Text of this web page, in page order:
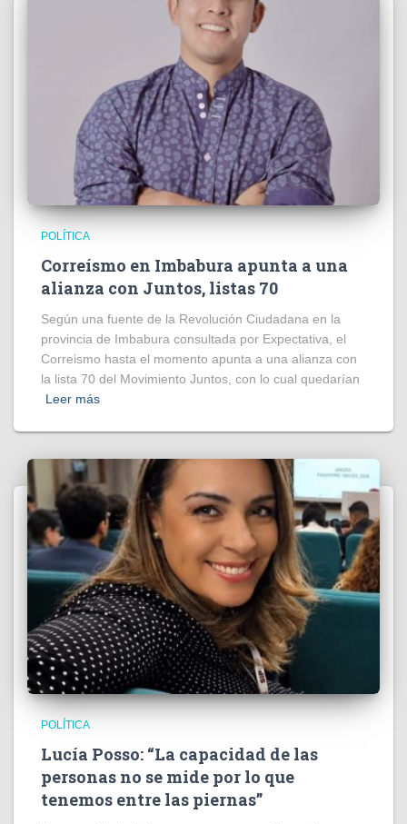
POLÍTICA
Correísmo en Imbabura apunta a una
alianza con Juntos, listas 70
Según una fuente de la Revolución Ciudadana en la
provincia de Imbabura consultada por Expectativa, el
Correismo hasta el momento apunta a una alianza con
la lista 70 del Movimiento Juntos, con lo cual quedarían
Leer más
POLÍTICA
Lucía Posso: “La capacidad de las
personas no se mide por lo que
tenemos entre las piernas”